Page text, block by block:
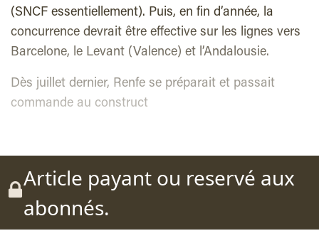
(SNCF essentiellement). Puis, en fin d’année, la
concurrence devrait être effective sur les lignes vers
Barcelone, le Levant (Valence) et l’Andalousie.
Dès juillet dernier, Renfe se préparait et passait
commande au construct
Article payant ou reservé aux
abonnés.